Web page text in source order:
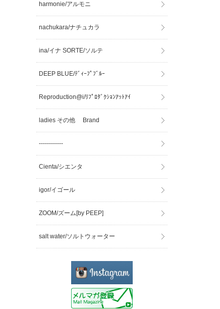
harmonie/アルモニ
nachukara/ナチュカラ
ina/イナ SORTE/ソルテ
DEEP BLUE/ﾃﾞｨｰﾌﾟﾌﾞﾙｰ
Reproduction@i/ﾘﾌﾟﾛﾀﾞｸｼｮﾝｱｯﾄｱｲ
ladies その他 Brand
------------
Cienta/シエンタ
igor/イゴール
ZOOM/ズーム[by PEEP]
salt water/ソルトウォーター